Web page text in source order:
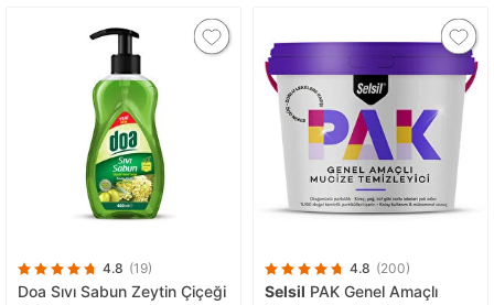
4.8 (19)
Doa Sıvı Sabun Zeytin Çiçeği
4.8 (200)
Selsil PAK Genel Amaçlı